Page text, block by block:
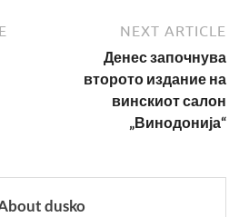
NEXT ARTICLE
Денес започнува
второто издание на
винскиот салон
„Винодонија“
dusko